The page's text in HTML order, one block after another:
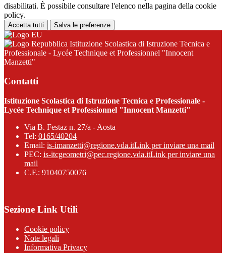
disabilitati. È possibile consultare l'elenco nella pagina della cookie
policy.
Accetta tutti Salva le preferenze
Istituzione Scolastica di Istruzione Tecnica e
Professionale - Lycée Technique et Professionnel "Innocent
Manzetti"
Contatti
Istituzione Scolastica di Istruzione Tecnica e Professionale -
Lycée Technique et Professionnel "Innocent Manzetti"
Via B. Festaz n. 27/a - Aosta
Tel: 0165/40204
Email: is-imanzetti@regione.vda.itLink per inviare una mail
PEC: is-itcgeometri@pec.regione.vda.itLink per inviare una
mail
C.F.: 91040750076
Sezione Link Utili
Cookie policy
Note legali
Informativa Privacy